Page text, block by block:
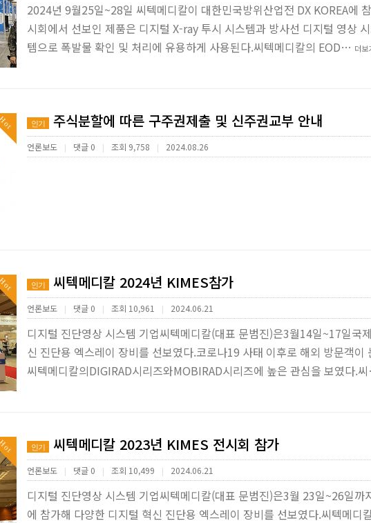
2024년 9월25일~28일 씨텍메디칼이 대한민국방위산업전 DX KOREA에
시회에서 선보인 제품은 디지털 X-ray 투시 시스템과 방사선 디지털 영상
템으로 폭발물 확인 및 처리에 유용하게 사용된다.씨텍메디칼의 EOD… 더보
인기 주식분할에 따른 구주권제출 및 신주권교부 안내
언론보도 | 댓글 0 | 조회 9,758 | 2024.08.26
인기 씨텍메디칼 2024년 KIMES참가
언론보도 | 댓글 0 | 조회 10,961 | 2024.06.21
디지털 진단영상 시스템 기업씨텍메디칼(대표 문범진)은3월14일~17일
신 진단용 엑스레이 장비를 선보였다.코로나19 사태 이후로 해외 방문객
씨텍메디칼의DIGIRAD시리즈와MOBIRAD시리즈에 높은 관심을 보였다.
인기 씨텍메디칼 2023년 KIMES 전시회 참가
언론보도 | 댓글 0 | 조회 10,499 | 2024.06.21
디지털 진단영상 시스템 기업씨텍메디칼(대표 문범진)은3월 23일~26일
에 참가해 다양한 디지털 혁신 진단용 엑스레이 장비를 선보였다.씨텍메